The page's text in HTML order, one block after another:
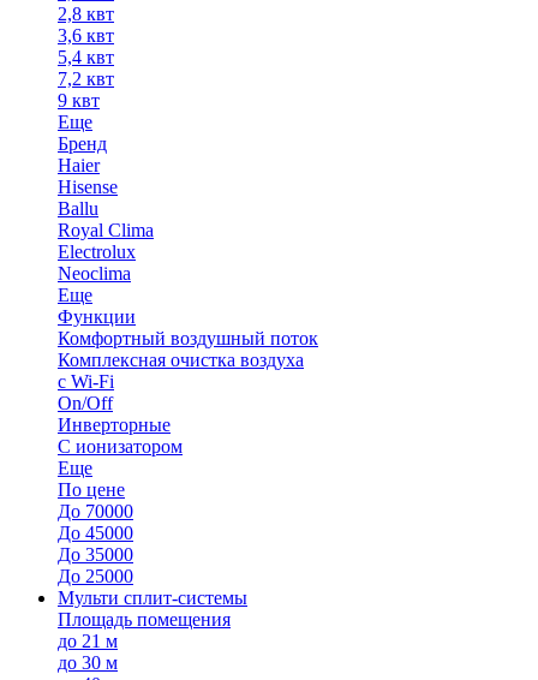
2,8 квт
3,6 квт
5,4 квт
7,2 квт
9 квт
Еще
Бренд
Haier
Hisense
Ballu
Royal Clima
Electrolux
Neoclima
Еще
Функции
Комфортный воздушный поток
Комплексная очистка воздуха
с Wi-Fi
On/Off
Инверторные
С ионизатором
Еще
По цене
До 70000
До 45000
До 35000
До 25000
Мульти сплит-системы
Площадь помещения
до 21 м
до 30 м